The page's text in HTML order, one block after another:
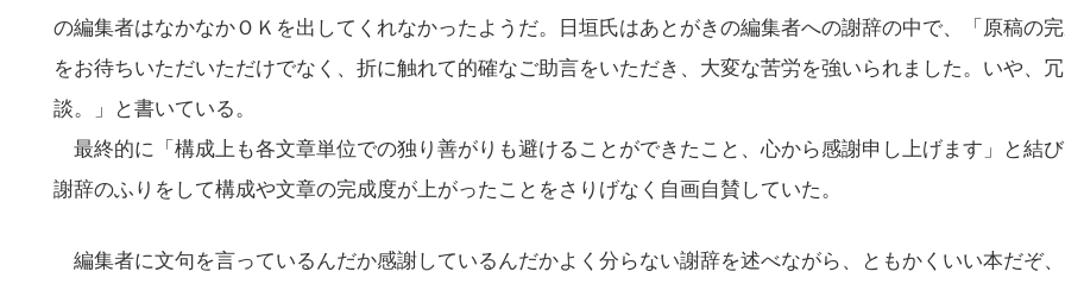
の編集者はなかなかＯＫを出してくれなかったようだ。日垣氏はあとがきの編集者への謝辞の中で、「原稿の
をお待ちいただいただけでなく、折に触れて的確なご助言をいただき、大変な苦労を強いられました。いや、冗
談。」と書いている。
最終的に「構成上も各文章単位での独り善がりも避けることができたこと、心から感謝申し上げます」と結び
謝辞のふりをして構成や文章の完成度が上がったことをさりげなく自画自賛していた。
編集者に文句を言っているんだか感謝しているんだかよく分らない謝辞を述べながら、ともかくいい本だぞ、